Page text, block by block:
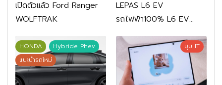
เปิดตัวแล้ว Ford Ranger
WOLFTRAK
LEPAS L6 EV
รถไฟฟ้า100% L6 EV
Comfort FWD 769,900
บาท L6 EV Premium
FWD 799,900 บาท
HONDA
Hybride Phev
แนะนำรถใหม่
มุม IT